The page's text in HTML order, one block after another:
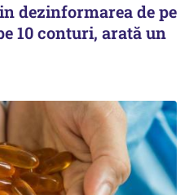
dezinformarea de pe
10 conturi, arată un